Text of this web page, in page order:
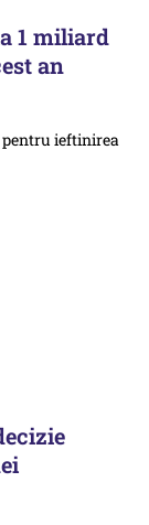
1 miliard
an